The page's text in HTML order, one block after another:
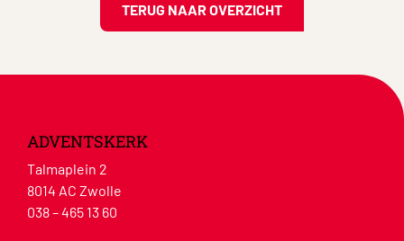
TERUG NAAR OVERZICHT
ADVENTSKERK
Talmaplein 2
8014 AC Zwolle
038 – 465 13 60